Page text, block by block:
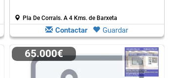
Pla De Corrals. A 4 Kms. de Barxeta
Contactar Guardar
65.000€